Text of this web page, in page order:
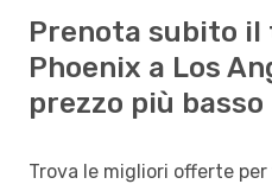
Prenota subito il
Phoenix a Los
prezzo più basso
Trova le migliori offerte per